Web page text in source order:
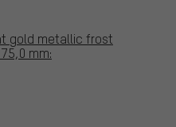
gold metallic frost
mm: